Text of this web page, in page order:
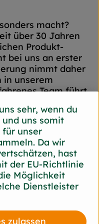
macht?
über 30 Jahren
Produkt-
bei uns an erster
nimmt daher
in unserem
Team führt
Textur, etc.), der
unserer Produkte
sind oftmals
Qualität immer
30 Jahre im
uns als Premium
durch unsere
wir auf eine
sehr, wenn du
und uns somit
unser
Da wir
hast
der EU-Richtlinie
Möglichkeit
Dienstleister
zulassen